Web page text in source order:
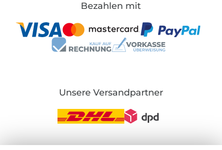
Bezahlen mit
Unsere Versandpartner